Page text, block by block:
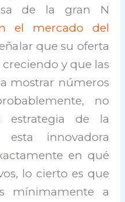
de la gran N
el mercado del
que su oferta
y que las
mostrar números
no
estrategia de la
innovadora
en qué
lo cierto es que
mínimamente a